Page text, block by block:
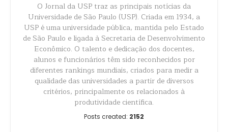
O Jornal da USP traz as principais notícias da
Universidade de São Paulo (USP). Criada em 1934, a
USP é uma universidade pública, mantida pelo Estado
de São Paulo e ligada à Secretaria de Desenvolvimento
Econômico. O talento e dedicação dos docentes,
alunos e funcionários têm sido reconhecidos por
diferentes rankings mundiais, criados para medir a
qualidade das universidades a partir de diversos
critérios, principalmente os relacionados à
produtividade científica.
Posts created: 2152